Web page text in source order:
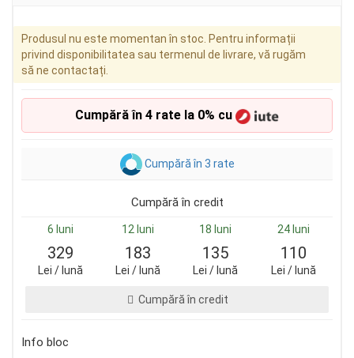
Produsul nu este momentan în stoc. Pentru informații
privind disponibilitatea sau termenul de livrare, vă rugăm
să ne contactați.
Cumpără în 4 rate la 0% cu
Cumpără în 3 rate
Cumpără în credit
6 luni 12 luni 18 luni 24 luni
329
Lei / lună
183
Lei / lună
135
Lei / lună
110
Lei / lună
Cumpără în credit
Info bloc